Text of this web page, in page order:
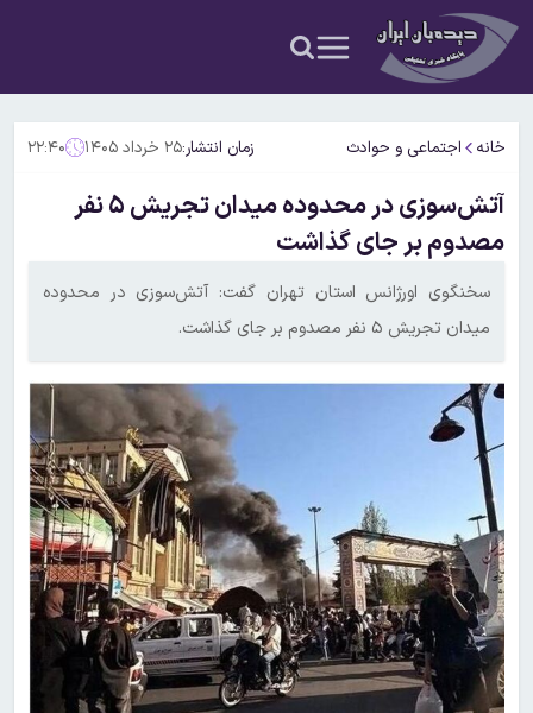
خانه اجتماعی و حوادث زمان انتشار:۲۵ خرداد ۱۴۰۵ ۲۲:۴۰
آتش‌سوزی در محدوده میدان تجریش ۵ نفر
مصدوم بر جای گذاشت
سخنگوی اورژانس استان تهران گفت: آتش‌سوزی در محدوده
میدان تجریش ۵ نفر مصدوم بر جای گذاشت.